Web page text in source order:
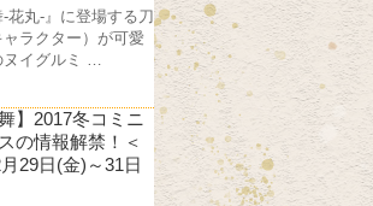
-花丸-』に登場する刀
ラクター）が可愛
ヌイグルミ …
】2017冬コミニ
の情報解禁！＜
29日(金)～31日